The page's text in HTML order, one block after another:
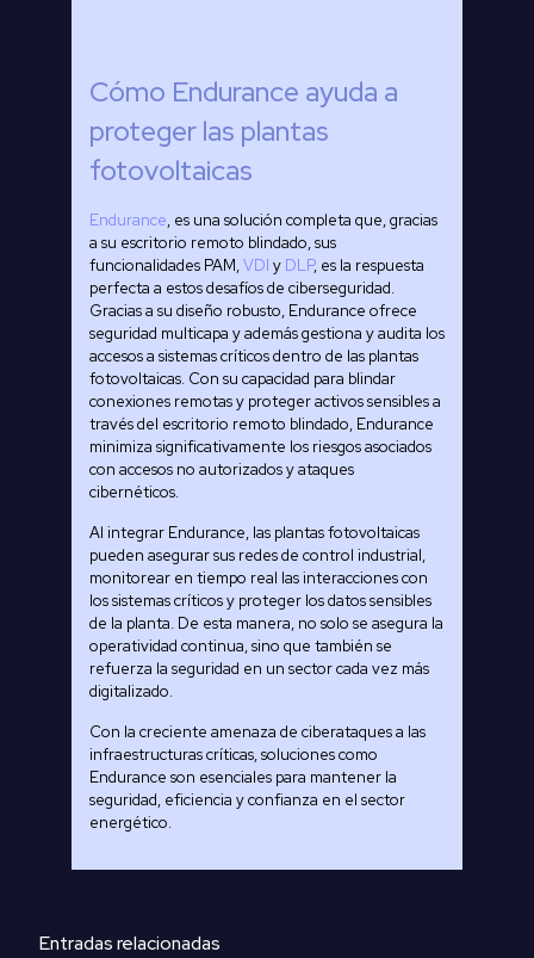
Cómo Endurance ayuda a
proteger las plantas
fotovoltaicas
Endurance, es una solución completa que, gracias
a su escritorio remoto blindado, sus
funcionalidades PAM,VDI y DLP, es la respuesta
perfecta a estos desafíos de ciberseguridad.
Gracias a su diseño robusto, Endurance ofrece
seguridad multicapa y además gestiona y audita los
accesos a sistemas críticos dentro de las plantas
fotovoltaicas. Con su capacidad para blindar
conexiones remotas y proteger activos sensibles a
través del escritorio remoto blindado, Endurance
minimiza significativamente los riesgos asociados
con accesos no autorizados y ataques
cibernéticos.
Al integrar Endurance, las plantas fotovoltaicas
pueden asegurar sus redes de control industrial,
monitorear en tiempo real las interacciones con
los sistemas críticos y proteger los datos sensibles
de la planta. De esta manera, no solo se asegura la
operatividad continua, sino que también se
refuerza la seguridad en un sector cada vez más
digitalizado.
Con la creciente amenaza de ciberataques a las
infraestructuras críticas, soluciones como
Endurance son esenciales para mantener la
seguridad, eficiencia y confianza en el sector
energético.
Entradas relacionadas